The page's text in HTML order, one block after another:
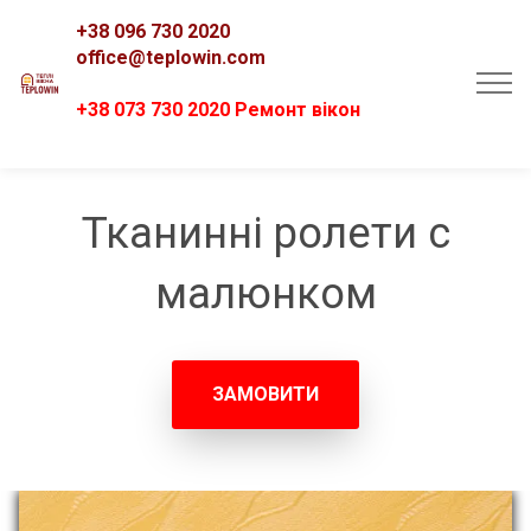
+38 096 730 2020
office@teplowin.com
+38 073 730 2020 Ремонт вікон
Тканинні ролети с
малюнком
ЗАМОВИТИ